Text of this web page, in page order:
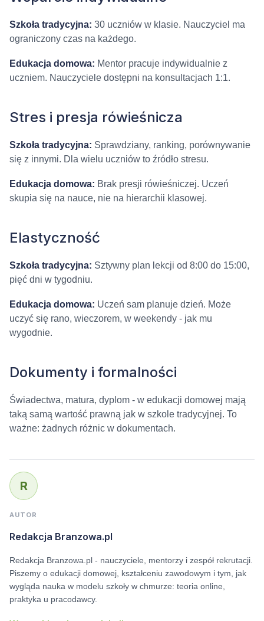
Szkoła tradycyjna: 30 uczniów w klasie. Nauczyciel ma
ograniczony czas na każdego.
Edukacja domowa: Mentor pracuje indywidualnie z
uczniem. Nauczyciele dostępni na konsultacjach 1:1.
Stres i presja rówieśnicza
Szkoła tradycyjna: Sprawdziany, ranking, porównywanie
się z innymi. Dla wielu uczniów to źródło stresu.
Edukacja domowa: Brak presji rówieśniczej. Uczeń
skupia się na nauce, nie na hierarchii klasowej.
Elastyczność
Szkoła tradycyjna: Sztywny plan lekcji od 8:00 do 15:00,
pięć dni w tygodniu.
Edukacja domowa: Uczeń sam planuje dzień. Może
uczyć się rano, wieczorem, w weekendy - jak mu
wygodnie.
Dokumenty i formalności
Świadectwa, matura, dyplom - w edukacji domowej mają
taką samą wartość prawną jak w szkole tradycyjnej. To
ważne: żadnych różnic w dokumentach.
R
AUTOR
Redakcja Branzowa.pl
Redakcja Branzowa.pl - nauczyciele, mentorzy i zespół rekrutacji.
Piszemy o edukacji domowej, kształceniu zawodowym i tym, jak
wygląda nauka w modelu szkoły w chmurze: teoria online,
praktyka u pracodawcy.